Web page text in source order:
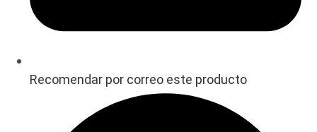
Recomendar por correo este producto